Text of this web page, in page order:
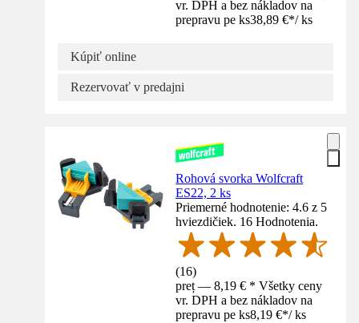
vr. DPH a bez nákladov na
prepravu pe ks38,89 €*/ ks
Kúpiť online
Rezervovať v predajni
Rohová svorka Wolfcraft
ES22, 2 ks
Priemerné hodnotenie: 4.6 z 5
hviezdičiek. 16 Hodnotenia.
(16)
preț — 8,19 € * Všetky ceny
vr. DPH a bez nákladov na
prepravu pe ks8,19 €*/ ks